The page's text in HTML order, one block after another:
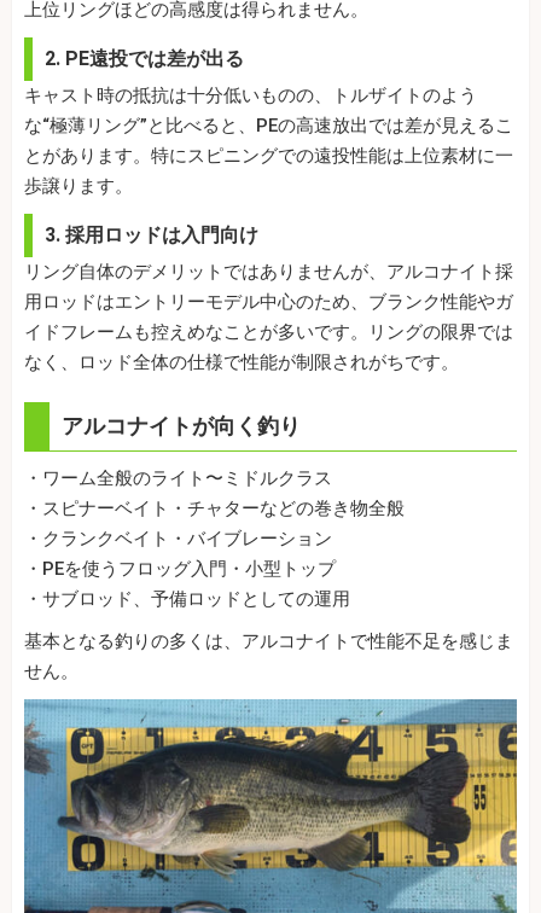
上位リングほどの高感度は得られません。
2. PE遠投では差が出る
キャスト時の抵抗は十分低いものの、トルザイトのよう
な“極薄リング”と比べると、PEの高速放出では差が見えるこ
とがあります。特にスピニングでの遠投性能は上位素材に一
歩譲ります。
3. 採用ロッドは入門向け
リング自体のデメリットではありませんが、アルコナイト採
用ロッドはエントリーモデル中心のため、ブランク性能やガ
イドフレームも控えめなことが多いです。リングの限界では
なく、ロッド全体の仕様で性能が制限されがちです。
アルコナイトが向く釣り
・ワーム全般のライト〜ミドルクラス
・スピナーベイト・チャターなどの巻き物全般
・クランクベイト・バイブレーション
・PEを使うフロッグ入門・小型トップ
・サブロッド、予備ロッドとしての運用
基本となる釣りの多くは、アルコナイトで性能不足を感じま
せん。